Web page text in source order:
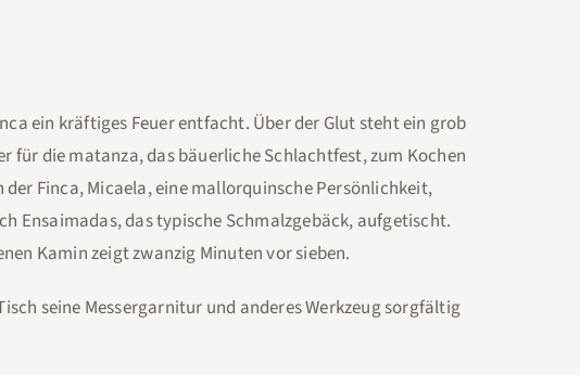
ein kräftiges Feuer entfacht. Über der Glut steht ein grob
für die matanza, das bäuerliche Schlachtfest, zum Kochen
Finca, Micaela, eine mallorquinsche Persönlichkeit,
Ensaimadas, das typische Schmalzgebäck, aufgetischt.
Kamin zeigt zwanzig Minuten vor sieben.
seine Messergarnitur und anderes Werkzeug sorgfältig